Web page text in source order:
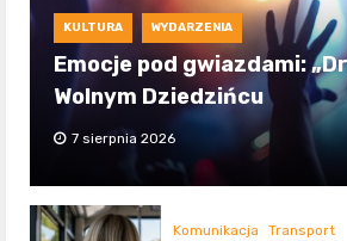
KULTURA WYDARZENIA
Emocje pod gwiazdami:
Wolnym Dziedzińcu
7 sierpnia 2026
Komunikacja Transport